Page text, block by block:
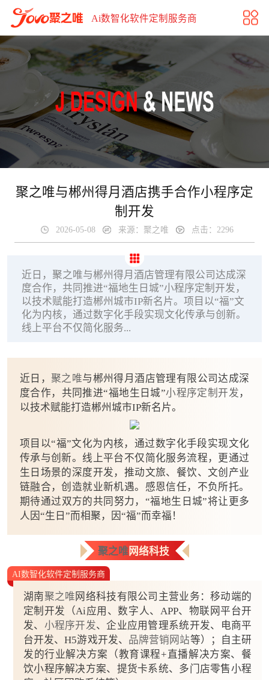
聚之唯与郴州得月酒店携手合作小程序定制开发
Ai数智化软件定制服务商
聚之唯与郴州得月酒店携手合作小程序定
制开发
2026-05-08 来源：聚之唯 点击：2296
近日，聚之唯与郴州得月酒店管理有限公司达成深
度合作，共同推进“福地生日城”小程序定制开发，
以技术赋能打造郴州城市IP新名片。项目以“福”文
化为内核，通过数字化手段实现文化传承与创新。
线上平台不仅简化服务...
近日，聚之唯与郴州得月酒店管理有限公司达成深
度合作，共同推进“福地生日城”小程序定制开发 ，
以技术赋能打造郴州城市IP新名片。
项目以“福”文化为内核，通过数字化手段实现文化
传承与创新。线上平台不仅简化服务流程，更通过
生日场景的深度开发，推动文旅、餐饮、文创产业
链融合，创造就业新机遇。感恩信任，不负所托。
期待通过双方的共同努力，“福地生日城”将让更多
人因“生日”而相聚，因“福”而幸福！
聚之唯网络科技
AI数智化软件定制服务商
湖南聚之唯 网络科技有限公司主营业务：移动端的
定制开发（Ai应用、数字人、APP、物联网平台开
发、 小程序开发、企业应用管理系统开发、电商平
台开发、H5游戏开发、 品牌营销网站等）；自主研
发的行业解决方案（教育课程+直播解决方案、餐
饮小程序解决方案、提货卡系统、多门店零售小程